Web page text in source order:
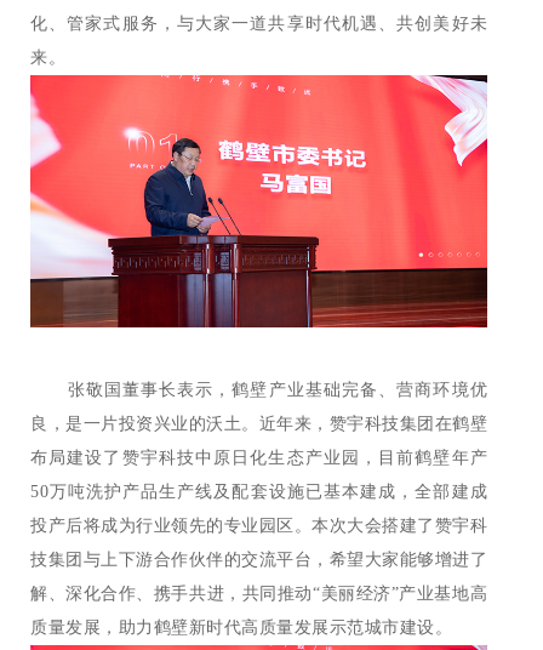
化、管家式服务，与大家一道共享时代机遇、共创美好未
来。
张敬国董事长表示，鹤壁产业基础完备、营商环境优
良，是一片投资兴业的沃土。近年来，赞宇科技集团在鹤壁
布局建设了赞宇科技中原日化生态产业园，目前鹤壁年产
50万吨洗护产品生产线及配套设施已基本建成，全部建成
投产后将成为行业领先的专业园区。本次大会搭建了赞宇科
技集团与上下游合作伙伴的交流平台，希望大家能够增进了
解、深化合作、携手共进，共同推动“美丽经济”产业基地高
质量发展，助力鹤壁新时代高质量发展示范城市建设。